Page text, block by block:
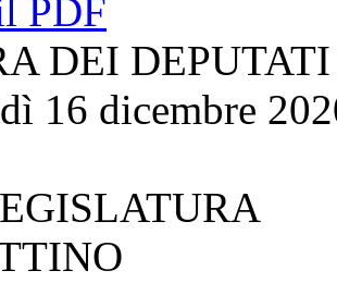
PDF
DEI DEPUTATI
16 dicembre